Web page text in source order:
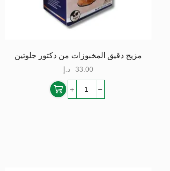
مزيج دقيق المخبوزات من دكتور جلوتين
33.00 د.إ